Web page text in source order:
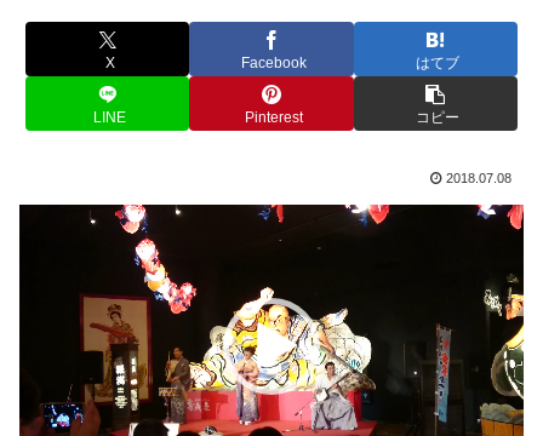
X Facebook はてブ
LINE Pinterest コピー
2018.07.08
ー